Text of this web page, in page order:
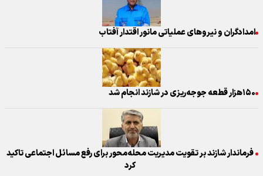
امدادگران و نیروهای عملیاتی مانور اقتدار آفتاب
۱۵۰هزار قطعه جوجه‌ریزی در شازند انجام شد
فرماندار شازند بر تقویت مدیریت محله‌محور برای رفع مسائل اجتماعی تاکید
کرد